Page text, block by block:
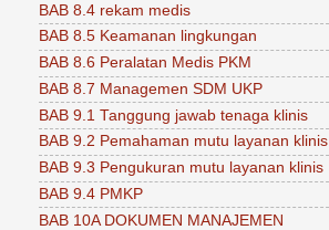
BAB 8.4 rekam medis
BAB 8.5 Keamanan lingkungan
BAB 8.6 Peralatan Medis PKM
BAB 8.7 Managemen SDM UKP
BAB 9.1 Tanggung jawab tenaga klinis
BAB 9.2 Pemahaman mutu layanan klinis
BAB 9.3 Pengukuran mutu layanan klinis
BAB 9.4 PMKP
BAB 10A DOKUMEN MANAJEMEN